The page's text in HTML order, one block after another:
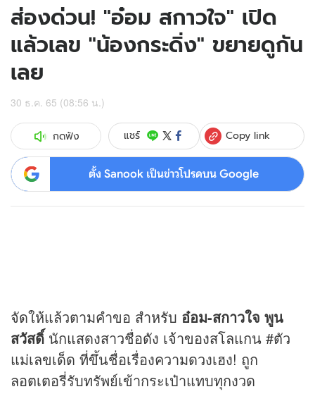
ส่องด่วน! "อ๋อม สกาวใจ" เปิด
แล้วเลข "น้องกระดิ่ง" ขยายดูกัน
เลย
30 ธ.ค. 65 (08:56 น.)
กดฟัง แชร์ Copy link
ตั้ง Sanook เป็นข่าวโปรดบน Google
จัดให้แล้วตามคำขอ สำหรับ อ๋อม-สกาวใจ พูน
สวัสดิ์ นักแสดงสาวชื่อดัง เจ้าของสโลแกน #ตัว
แม่เลขเด็ด ที่ขึ้นชื่อเรื่องความดวงเฮง! ถูก
ลอตเตอรี่รับทรัพย์เข้ากระเป๋าแทบทุกงวด